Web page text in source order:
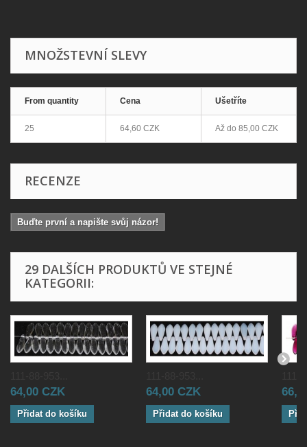
MNOŽSTEVNÍ SLEVY
From quantity Cena Ušetříte
25 64,60 CZK Až do 85,00 CZK
RECENZE
Buďte první a napište svůj názor!
29 DALŠÍCH PRODUKTŮ VE STEJNÉ
KATEGORII:
64,00 CZK
Přidat do košíku
64,00 CZK
Přidat do košíku